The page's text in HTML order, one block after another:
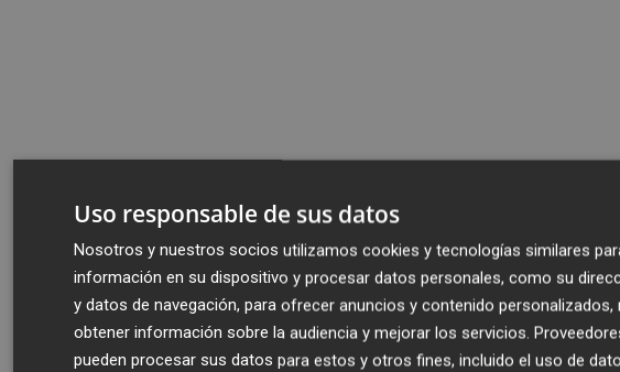
Uso responsable de sus datos
Nosotros y nuestros socios utilizamos cookies y tecnologías similares
información en su dispositivo y procesar datos personales, como su
y datos de navegación, para ofrecer anuncios y contenido
obtener información sobre la audiencia y mejorar los servicios.
pueden procesar sus datos para estos y otros fines, incluido el uso de